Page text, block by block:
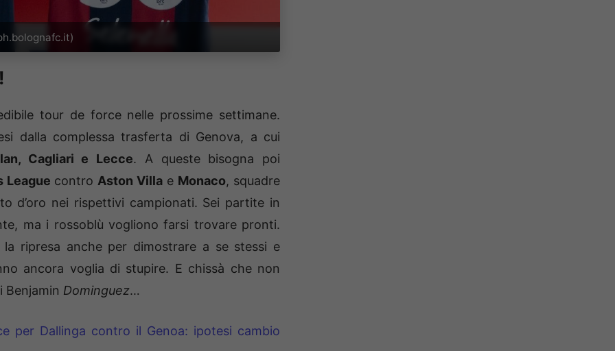
tour de force nelle prossime settimane.
dalla complessa trasferta di Genova, a cui
Cagliari e Lecce. A queste bisogna poi
League contro Aston Villa e Monaco, squadre
d’oro nei rispettivi campionati. Sei partite in
ma i rossoblù vogliono farsi trovare pronti.
ripresa anche per dimostrare a se stessi e
ancora voglia di stupire. E chissà che non
Benjamin Dominguez…
per Dallinga contro il Genoa: ipotesi cambio